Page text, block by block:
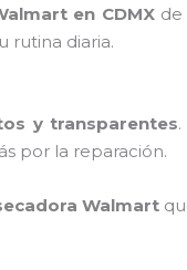
en CDMXde
rutina diaria.
y transparentes
por la reparación.
Walmart